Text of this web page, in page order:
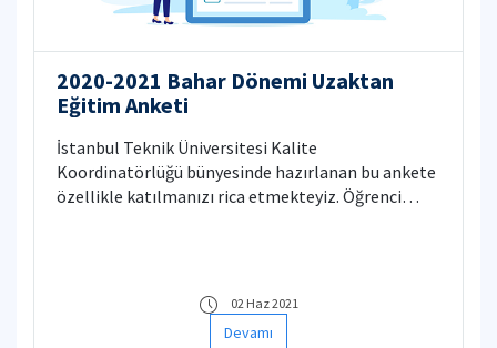
2020-2021 Bahar Dönemi Uzaktan
Eğitim Anketi
İstanbul Teknik Üniversitesi Kalite
Koordinatörlüğü bünyesinde hazırlanan bu ankete
özellikle katılmanızı rica etmekteyiz. Öğrenci
02 Haz 2021
Devamı